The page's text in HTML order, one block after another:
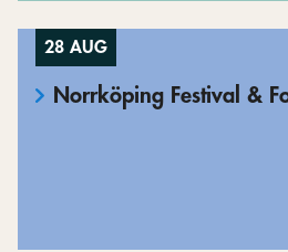
28 AUG
Norrköping Festival &